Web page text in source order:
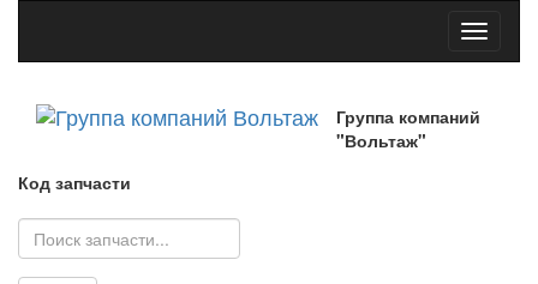
Toggle
Группа компаний
"Вольтаж"
Код запчасти